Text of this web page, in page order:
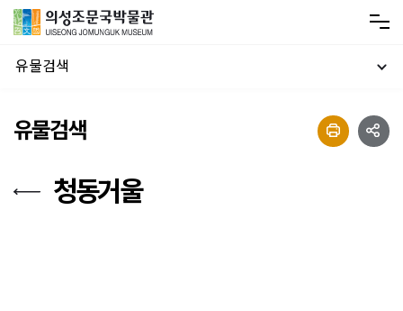
유물검색
유물검색
청동거울